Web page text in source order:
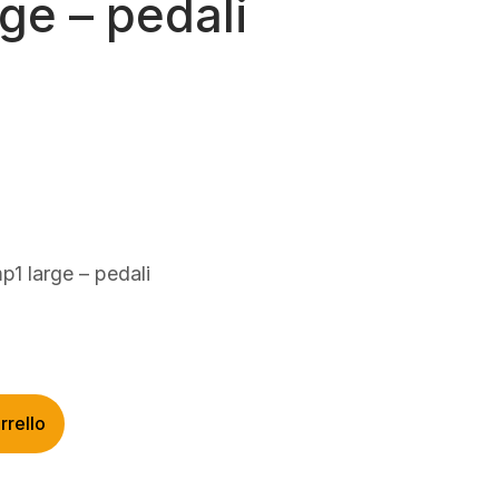
– pedali
large – pedali